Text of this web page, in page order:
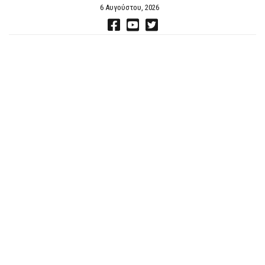
6 Αυγούστου, 2026